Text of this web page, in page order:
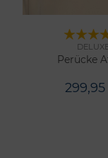
7 FarbenDELUXE
Perücke
299,95